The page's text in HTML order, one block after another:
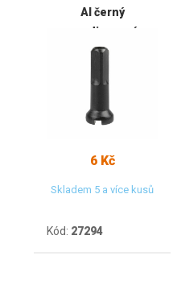
Al černý
anodizovaný
6 Kč
Skladem 5 a více kusů
Kód: 27294